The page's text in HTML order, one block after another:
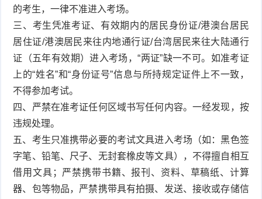
的考生，一律不准进入考场。
三、考生凭准考证、有效期内的居民身份证/港澳台居民
居住证/港澳居民来往内地通行证/台湾居民来往大陆通行
证（五年有效期）进入考场，“两证”缺一不可。如准考证
上的“姓名”和“身份证号”信息与所持规定证件上不一致，
不得参加考试。
四、严禁在准考证任何区域书写任何内容。一经发现，按
违规处理。
五、考生只准携带必要的考试文具进入考场（如：黑色签
字笔、铅笔、尺子、无封套橡皮等文具），不得擅自相互
借用文具；严禁携带书籍、报刊、资料、草稿纸、计算
器、包等物品，严禁携带具有拍摄、发送、接收或存储信